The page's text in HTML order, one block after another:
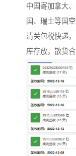
中国寄加拿大
国、瑞士等国
清关包税快递
库存放，散货